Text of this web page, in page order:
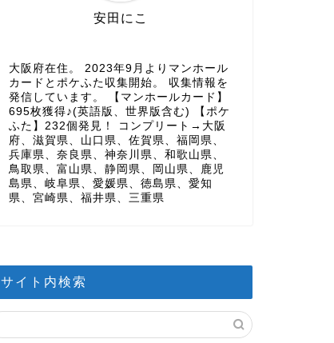
安田にこ
大阪府在住。 2023年9月よりマンホール
カードとポケふた収集開始。 収集情報を
発信しています。 【マンホールカード】
695枚獲得♪(英語版、世界版含む) 【ポケ
ふた】232個発見！ コンプリート→大阪
府、滋賀県、山口県、佐賀県、福岡県、
兵庫県、奈良県、神奈川県、和歌山県、
鳥取県、富山県、静岡県、岡山県、鹿児
島県、岐阜県、愛媛県、徳島県、愛知
県、宮崎県、福井県、三重県
サイト内検索